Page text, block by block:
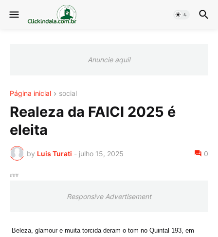
Anuncie aqui!
Página inicial social
Realeza da FAICI 2025 é
eleita
by Luis Turati - julho 15, 2025 0
###
Responsive Advertisement
Beleza, glamour e muita torcida deram o tom no Quintal 193, em